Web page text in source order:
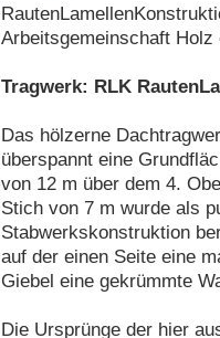
Arbeitsgemeinschaft Holz
Tragwerk: RLK
Das hölzerne
überspannt eine
von 12 m über dem 4.
Stich von 7 m wurde als
Stabwerkskonstruktion
auf der einen Seite eine
Giebel eine gekrümmte
Die Ursprünge der hier